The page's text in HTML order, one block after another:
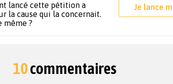
lancé cette pétition a
la cause qui la concernait.
même ?
Je lance
10commentaires